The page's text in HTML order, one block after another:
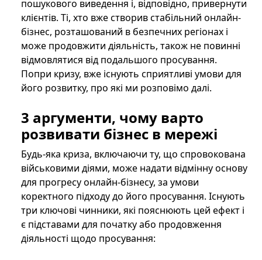
пошукового виведення і, відповідно, привернути
клієнтів. Ті, хто вже створив стабільний онлайн-
бізнес, розташований в безпечних регіонах і
може продовжити діяльність, також не повинні
відмовлятися від подальшого просування.
Попри кризу, вже існують сприятливі умови для
його розвитку, про які ми розповімо далі.
3 аргументи, чому варто
розвивати бізнес в мережі
Будь-яка криза, включаючи ту, що спровокована
військовими діями, може надати відмінну основу
для прогресу онлайн-бізнесу, за умови
коректного підходу до його просування. Існують
три ключові чинники, які пояснюють цей ефект і
є підставами для початку або продовження
діяльності щодо просування: